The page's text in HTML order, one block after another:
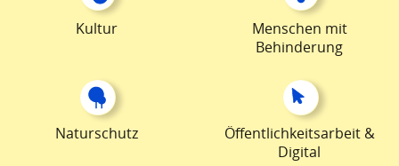
Kultur
Menschen mit
Behinderung
Naturschutz
Öffentlichkeitsarbeit &
Digital